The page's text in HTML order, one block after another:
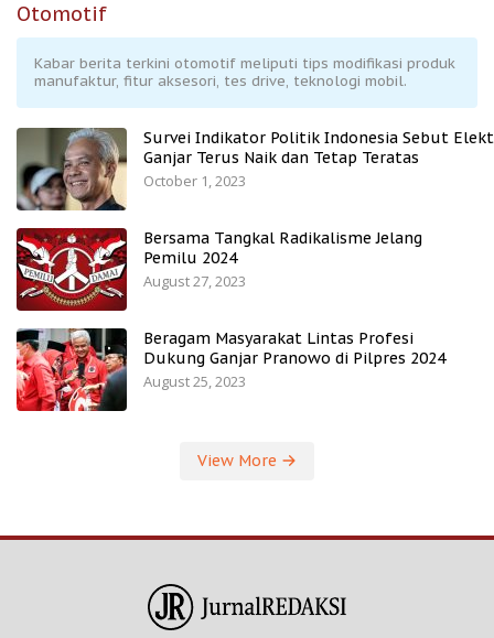
Otomotif
Kabar berita terkini otomotif meliputi tips modifikasi produk
manufaktur, fitur aksesori, tes drive, teknologi mobil.
Survei Indikator Politik Indonesia Sebut
Ganjar Terus Naik dan Tetap Teratas
October 1, 2023
Bersama Tangkal Radikalisme Jelang
Pemilu 2024
August 27, 2023
Beragam Masyarakat Lintas Profesi
Dukung Ganjar Pranowo di Pilpres 2024
August 25, 2023
View More